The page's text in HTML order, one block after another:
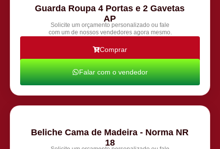
Guarda Roupa 4 Portas e 2 Gavetas
AP
Solicite um orçamento personalizado ou fale
com um de nossos vendedores agora mesmo.
Comprar
Falar com o vendedor
Beliche Cama de Madeira - Norma NR
18